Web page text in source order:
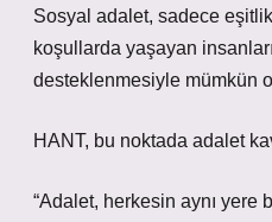
Sosyal adalet, sadece
koşullarda yaşayan
desteklenmesiyle mümkün
HANT, bu noktada adalet
“Adalet, herkesin aynı yere